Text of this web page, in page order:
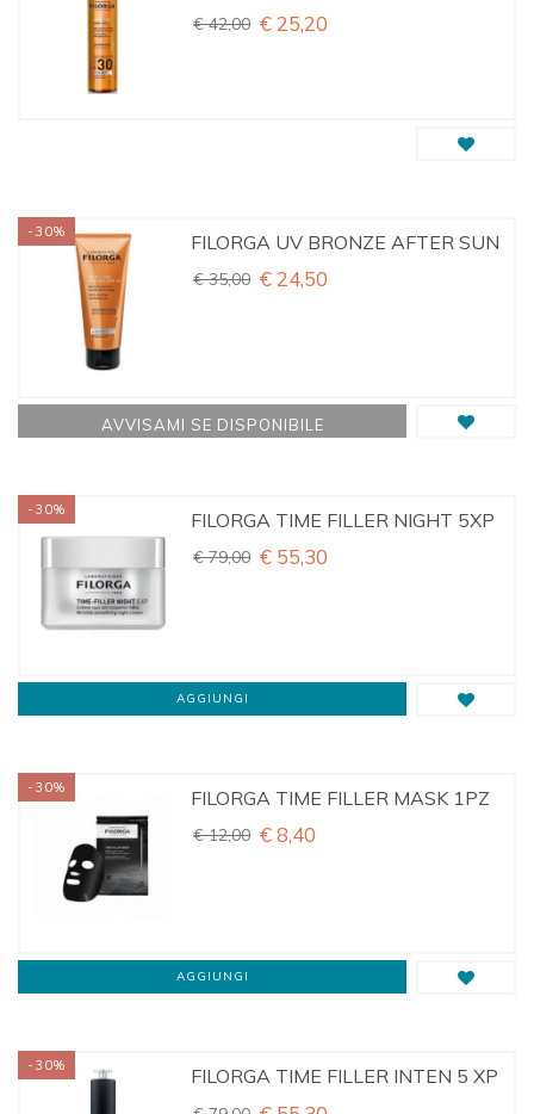
€ 42,00 € 25,20
FILORGA UV BRONZE AFTER SUN
€ 35,00 € 24,50
-30%
AVVISAMI SE DISPONIBILE
FILORGA TIME FILLER NIGHT 5XP
€ 79,00 € 55,30
-30%
AGGIUNGI
FILORGA TIME FILLER MASK 1PZ
€ 12,00 € 8,40
-30%
AGGIUNGI
FILORGA TIME FILLER INTEN 5 XP
-30%